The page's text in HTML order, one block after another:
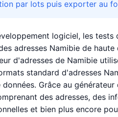
par lots puis exporter au
logiciel, les
adresses Namibie de
d'adresses de Namibie
standard d'adresses
Grâce au
des adresses, des
et bien plus encore